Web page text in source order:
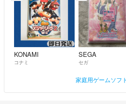
KONAMI
コナミ
SEGA
セガ
家庭用ゲームソフ